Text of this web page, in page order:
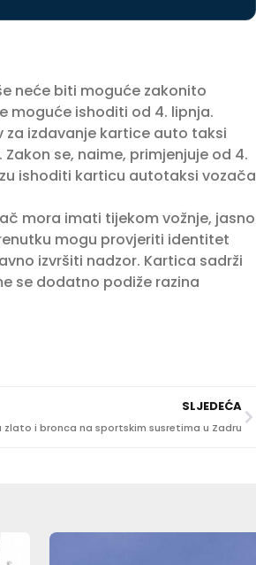
neće biti moguće zakonito
moguće ishoditi od 4. lipnja.
za izdavanje kartice auto taksi
se, naime, primjenjuje od 4.
ishoditi karticu autotaksi vozača
mora imati tijekom vožnje, jasno
mogu provjeriti identitet
izvršiti nadzor. Kartica sadrži
se dodatno podiže razina
SLJEDEĆA
zlato i bronca na sportskim susretima u Zadru